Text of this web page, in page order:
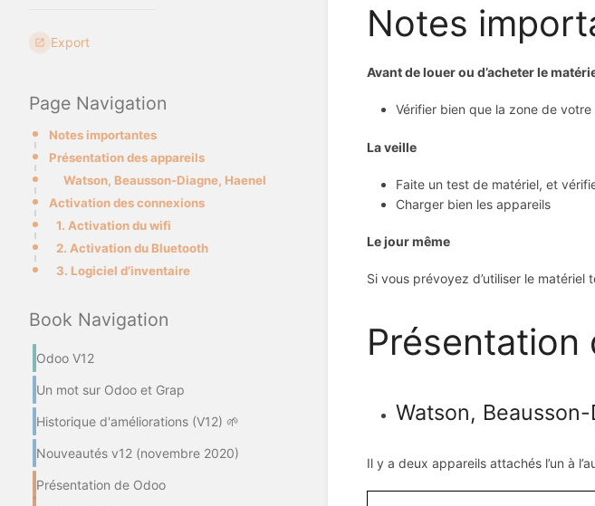
Export
Page Navigation
Notes importantes
Présentation des appareils
Watson, Beausson-Diagne, Haenel
Activation des connexions
1. Activation du wifi
2. Activation du Bluetooth
3. Logiciel d’inventaire
Book Navigation
Odoo V12
Un mot sur Odoo et Grap
Historique d'améliorations (V12) 🌱
Nouveautés v12 (novembre 2020)
Présentation de Odoo
Notes
Avant de louer ou d’acheter le
Vérifier bien que la zone de
La veille
Faite un test de matériel, et
Charger bien les appareils
Le jour même
Si vous prévoyez d’utiliser le matériel
Présentation
Watson,
Il y a deux appareils attachés l’un à